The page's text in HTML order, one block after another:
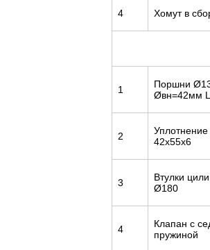
4 Хомут в
1
Поршни
Øвн=42мм
2
42х55х6
3
Втулки
Ø180
4
Клапан с
пружиной